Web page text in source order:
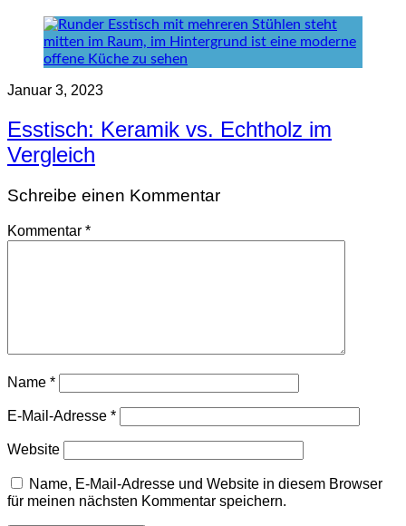
Januar 3, 2023
Esstisch: Keramik vs. Echtholz im
Vergleich
Schreibe einen Kommentar
Kommentar *
Name *
E-Mail-Adresse *
Website
Name, E-Mail-Adresse und Website in diesem Browser
für meinen nächsten Kommentar speichern.